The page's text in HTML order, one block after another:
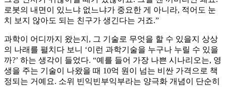
로봇의 내면이 있느냐 없느냐가 중요한 게 아니라, 적어도 눈
치 보지 않아도 되는 친구가 생긴다는 거죠.”
과학이 어디까지 왔는지, 그 기술로 무엇을 할 수 있을지 상상
의 나래를 펼치다 보니 ‘이런 과학기술을 누구나 누릴 수 있을
까?’ 하는 생각이 들었다. “예를 들어 가장 나쁜 시나리오는, 영
생을 주는 기술이 나왔을 때 10억 원이 넘는 비싼 가격으로 책
정되는 거예요. 소위 빈익빈부익부라는 양극화 개념이 단순히